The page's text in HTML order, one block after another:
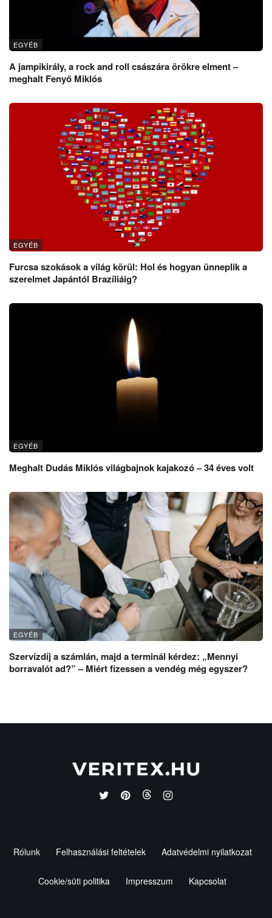
EGYÉB
A jampikirály, a rock and roll császára örökre elment –
meghalt Fenyő Miklós
EGYÉB
Furcsa szokások a világ körül: Hol és hogyan ünneplik a
szerelmet Japántól Brazíliáig?
EGYÉB
Meghalt Dudás Miklós világbajnok kajakozó – 34 éves volt
EGYÉB
Szervízdíj a számlán, majd a terminál kérdez: „Mennyi
borravalót ad?” – Miért fizessen a vendég még egyszer?
Rólunk Felhasználási feltételek Adatvédelmi nyilatkozat
Cookie/süti politika Impresszum Kapcsolat